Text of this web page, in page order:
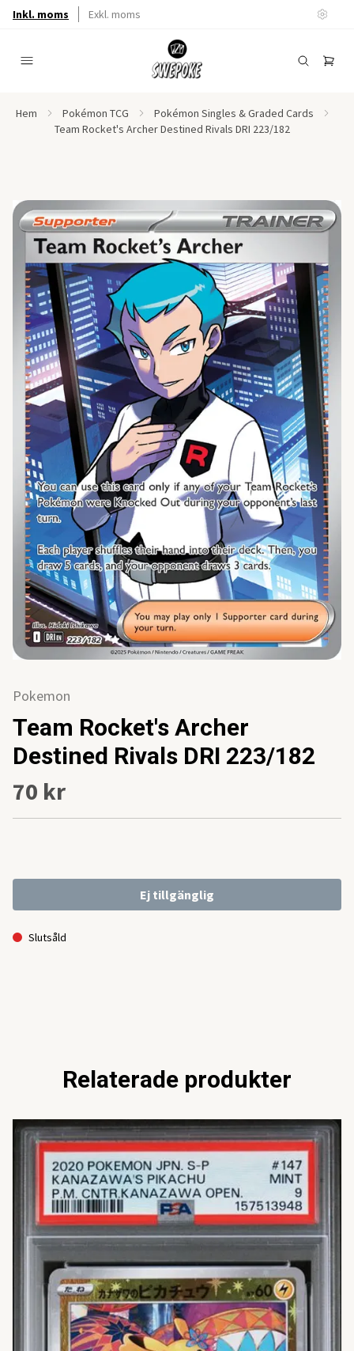
Inkl. moms Exkl. moms
Hem Pokémon TCG
Pokémon Singles & Graded Cards
Team Rocket's Archer Destined Rivals DRI 223/182
Pokemon
Team Rocket's Archer
Destined Rivals DRI 223/182
70 kr
Ej tillgänglig
Slutsåld
Relaterade produkter